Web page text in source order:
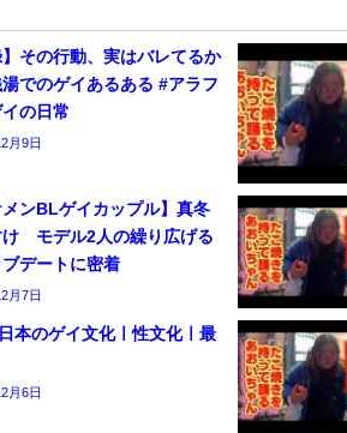
】その行動、実はバレてるか
湯でのゲイあるある #アラフ
の日常
月9日
メンBLゲイカップル】真冬
け モデル2人の繰り広げる
デートに密着
月7日
本のゲイ文化ㅣ性文化ㅣ最
月6日